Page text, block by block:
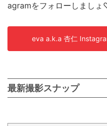
agramをフォローしまし
eva a.k.a 杏仁
最新撮影スナップ